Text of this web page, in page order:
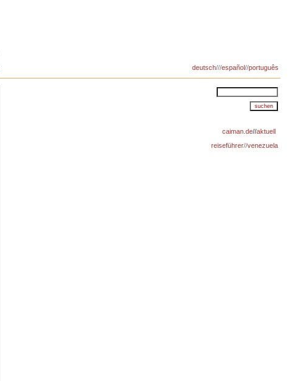
deutsch///español//português
caiman.de//aktuell
reiseführer//venezuela